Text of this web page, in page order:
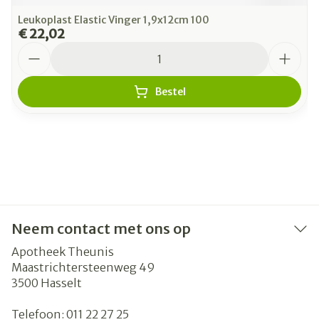
Leukoplast Elastic Vinger 1,9x12cm 100
€ 22,02
Bestel
Neem contact met ons op
Apotheek Theunis
Maastrichtersteenweg 49
3500 Hasselt
Telefoon: 011 22 27 25